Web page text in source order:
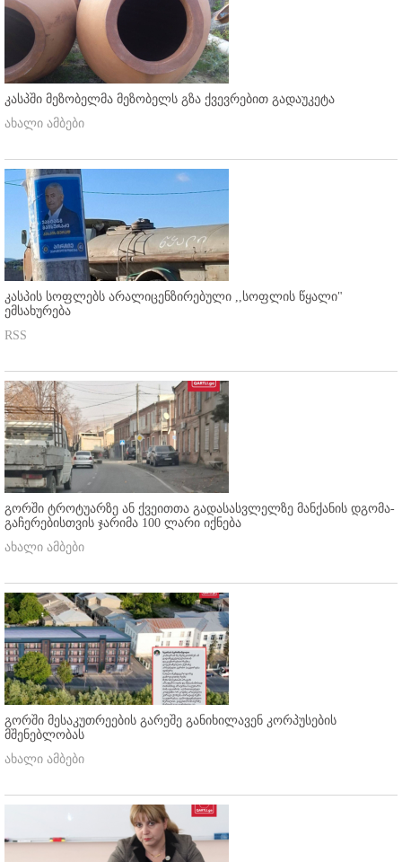
კასპში მეზობელმა მეზობელს გზა ქვევრებით გადაუკეტა
ახალი ამბები
კასპის სოფლებს არალიცენზირებული ,,სოფლის წყალი"
ემსახურება
RSS
გორში ტროტუარზე ან ქვეითთა გადასასვლელზე მანქანის დგომა-
გაჩერებისთვის ჯარიმა 100 ლარი იქნება
ახალი ამბები
გორში მესაკუთრეების გარეშე განიხილავენ კორპუსების
მშენებლობას
ახალი ამბები